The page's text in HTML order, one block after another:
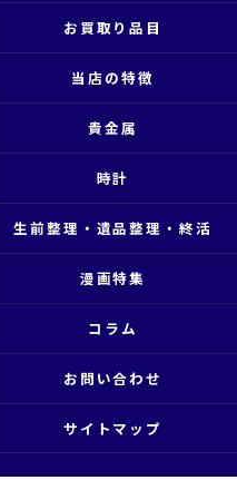
お買取り品目
当店の特徴
貴金属
時計
生前整理・遺品整理・終活
漫画特集
コラム
お問い合わせ
サイトマップ